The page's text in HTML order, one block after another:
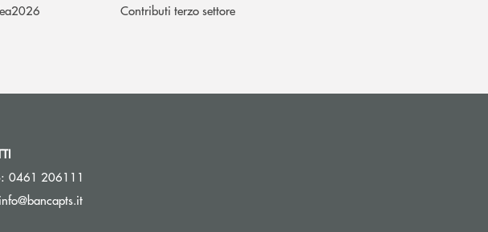
Contributi terzo settore
0461 206111
info@bancapts.it(si apre l’app di posta elettronica)